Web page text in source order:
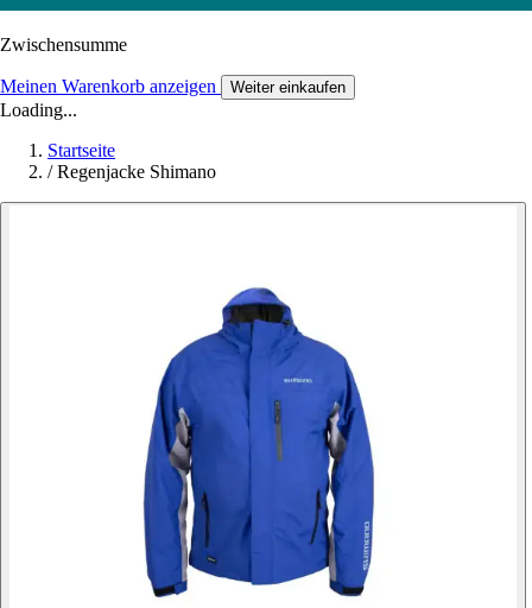
Zwischensumme
Meinen Warenkorb anzeigen Weiter einkaufen
Loading...
Startseite
/ Regenjacke Shimano